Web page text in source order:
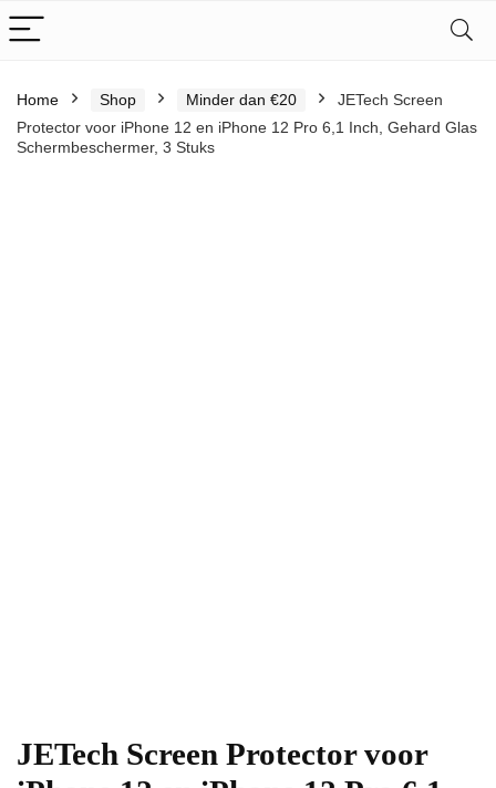
Home Shop Minder dan €20
JETech Screen
Protector voor iPhone 12 en iPhone 12 Pro 6,1 Inch, Gehard Glas
Schermbeschermer, 3 Stuks
JETech Screen Protector voor